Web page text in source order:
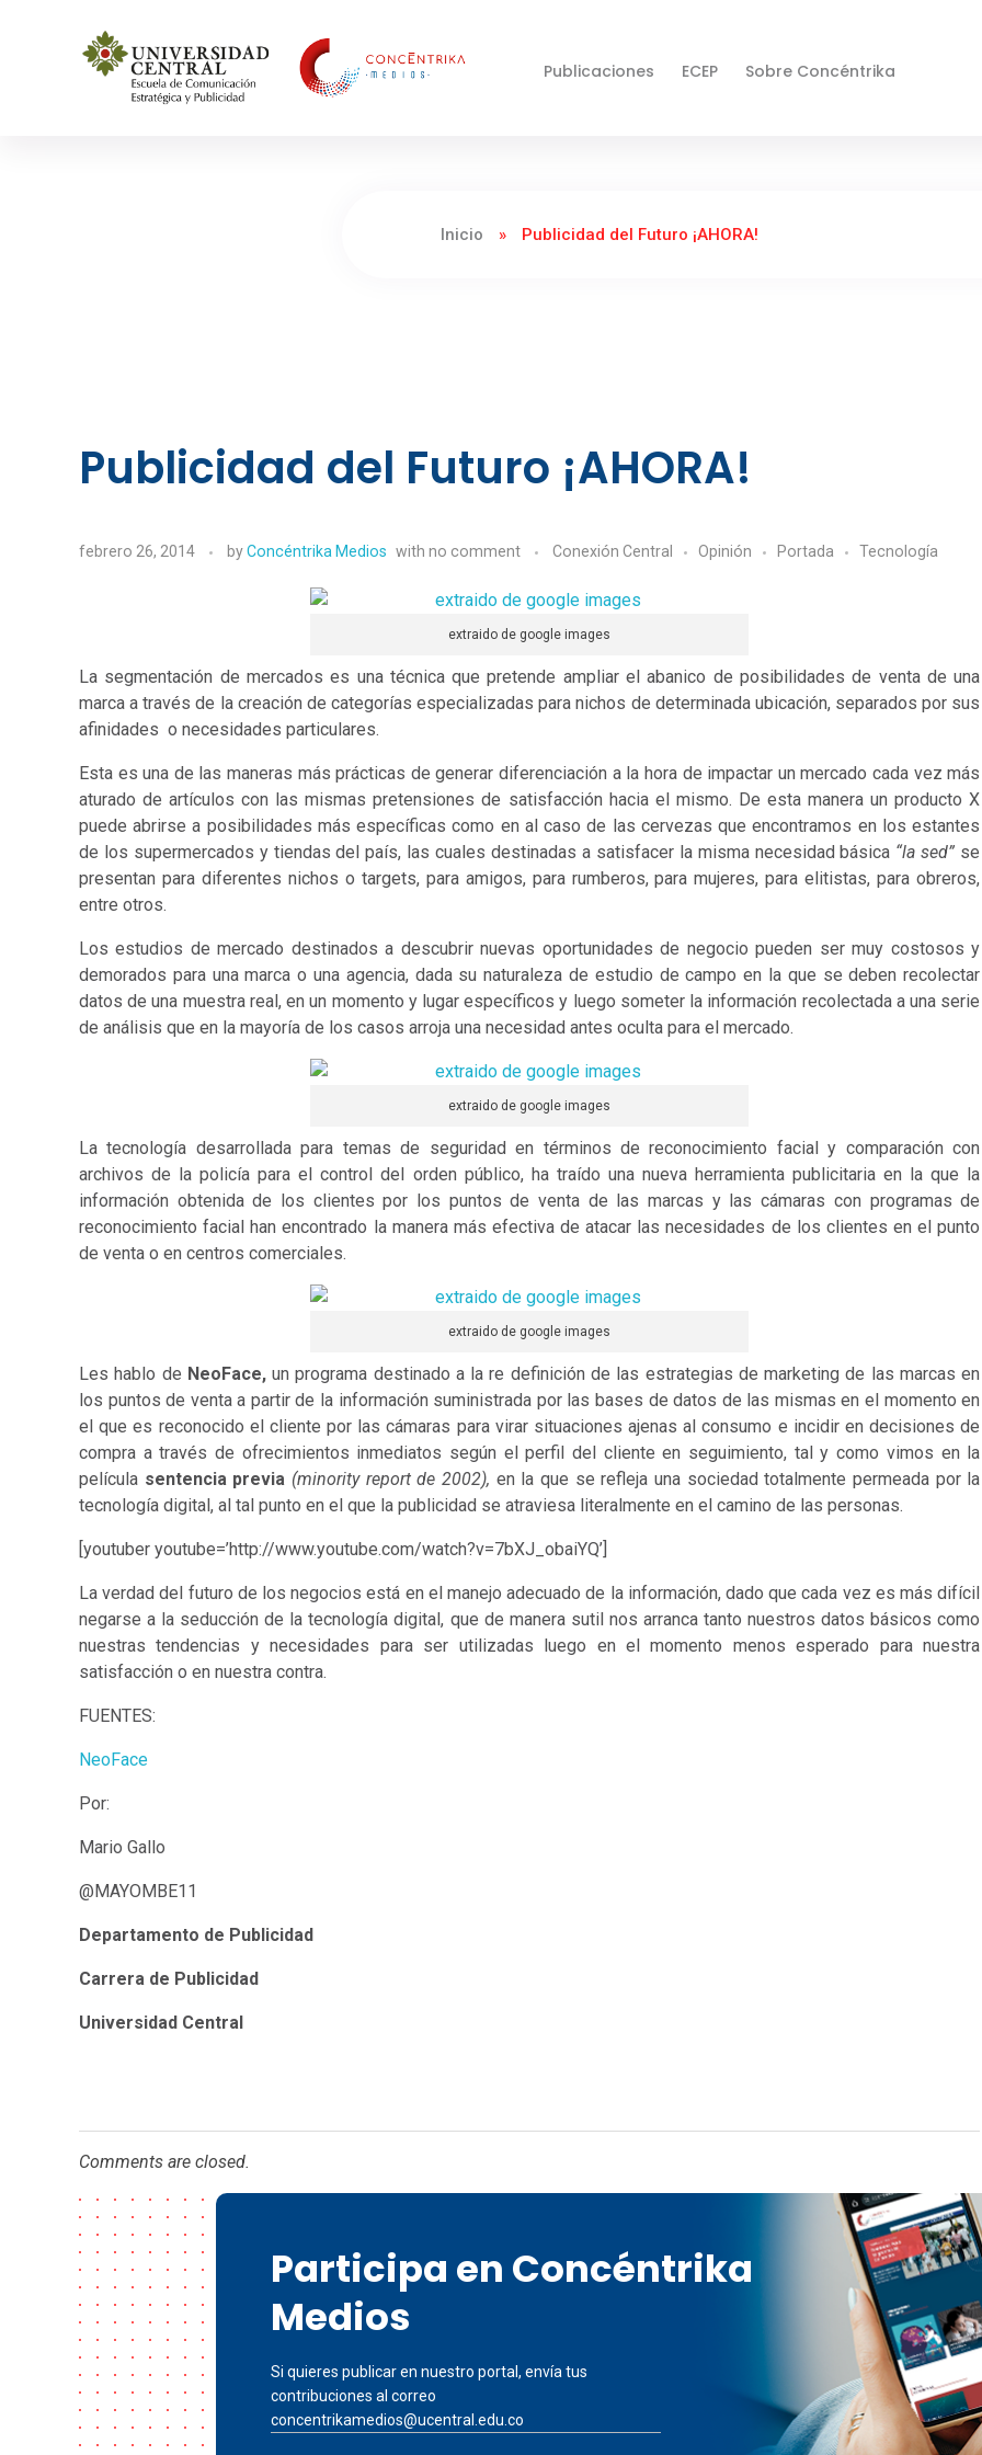
Publicaciones ECEP Sobre Concéntrika
Inicio » Publicidad del Futuro ¡AHORA!
Publicidad del Futuro ¡AHORA!
febrero 26, 2014 byConcéntrika Medios with no comment Conexión Central Opinión Portada Tecnologí­a
extraido de google images
La segmentación de mercados es una técnica que pretende ampliar el abanico de posibilidades de venta de una
marca a través de la creación de categorías especializadas para nichos de determinada ubicación, separados por sus
afinidades o necesidades particulares.
Esta es una de las maneras más prácticas de generar diferenciación a la hora de impactar un mercado cada vez más
aturado de artículos con las mismas pretensiones de satisfacción hacia el mismo. De esta manera un producto X
puede abrirse a posibilidades más específicas como en al caso de las cervezas que encontramos en los estantes
de los supermercados y tiendas del país, las cuales destinadas a satisfacer la misma necesidad básica “la sed” se
presentan para diferentes nichos o targets, para amigos, para rumberos, para mujeres, para elitistas, para obreros,
entre otros.
Los estudios de mercado destinados a descubrir nuevas oportunidades de negocio pueden ser muy costosos y
demorados para una marca o una agencia, dada su naturaleza de estudio de campo en la que se deben recolectar
datos de una muestra real, en un momento y lugar específicos y luego someter la información recolectada a una serie
de análisis que en la mayoría de los casos arroja una necesidad antes oculta para el mercado.
extraido de google images
La tecnología desarrollada para temas de seguridad en términos de reconocimiento facial y comparación con
archivos de la policía para el control del orden público, ha traído una nueva herramienta publicitaria en la que la
información obtenida de los clientes por los puntos de venta de las marcas y las cámaras con programas de
reconocimiento facial han encontrado la manera más efectiva de atacar las necesidades de los clientes en el punto
de venta o en centros comerciales.
extraido de google images
Les hablo de NeoFace,un programa destinado a la re definición de las estrategias de marketing de las marcas en
los puntos de venta a partir de la información suministrada por las bases de datos de las mismas en el momento en
el que es reconocido el cliente por las cámaras para virar situaciones ajenas al consumo e incidir en decisiones de
compra a través de ofrecimientos inmediatos según el perfil del cliente en seguimiento, tal y como vimos en la
película sentencia previa (minority report de 2002), en la que se refleja una sociedad totalmente permeada por la
tecnología digital, al tal punto en el que la publicidad se atraviesa literalmente en el camino de las personas.
[youtuber youtube=’http://www.youtube.com/watch?v=7bXJ_obaiYQ’]
La verdad del futuro de los negocios está en el manejo adecuado de la información, dado que cada vez es más difícil
negarse a la seducción de la tecnología digital, que de manera sutil nos arranca tanto nuestros datos básicos como
nuestras tendencias y necesidades para ser utilizadas luego en el momento menos esperado para nuestra
satisfacción o en nuestra contra.
FUENTES:
NeoFace
Por:
Mario Gallo
@MAYOMBE11
Departamento de Publicidad
Carrera de Publicidad
Universidad Central
Comments are closed.
Participa en Concéntrika
Medios
Si quieres publicar en nuestro portal, envía tus
contribuciones al correo
concentrikamedios@ucentral.edu.co